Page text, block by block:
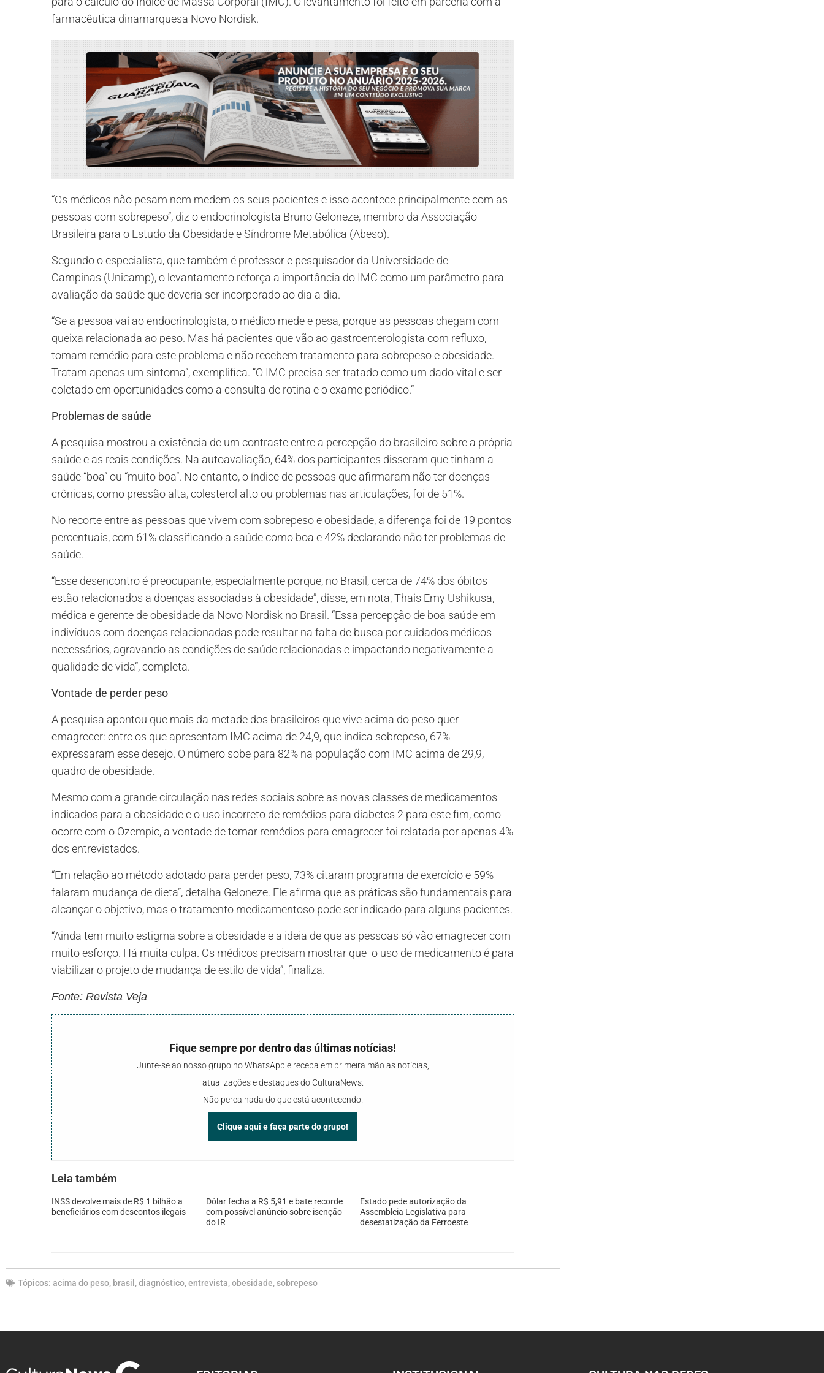
farmacêutica dinamarquesa Novo Nordisk.
“Os médicos não pesam nem medem os seus pacientes e isso acontece principalmente com as
pessoas com sobrepeso”, diz o endocrinologista Bruno Geloneze, membro da Associação
Brasileira para o Estudo da Obesidade e Síndrome Metabólica (Abeso).
Segundo o especialista, que também é professor e pesquisador da Universidade de
Campinas (Unicamp), o levantamento reforça a importância do IMC como um parâmetro para
avaliação da saúde que deveria ser incorporado ao dia a dia.
“Se a pessoa vai ao endocrinologista, o médico mede e pesa, porque as pessoas chegam com
queixa relacionada ao peso. Mas há pacientes que vão ao gastroenterologista com refluxo,
tomam remédio para este problema e não recebem tratamento para sobrepeso e obesidade.
Tratam apenas um sintoma”, exemplifica. “O IMC precisa ser tratado como um dado vital e ser
coletado em oportunidades como a consulta de rotina e o exame periódico.”
Problemas de saúde
A pesquisa mostrou a existência de um contraste entre a percepção do brasileiro sobre a própria
saúde e as reais condições. Na autoavaliação, 64% dos participantes disseram que tinham a
saúde “boa” ou “muito boa”. No entanto, o índice de pessoas que afirmaram não ter doenças
crônicas, como pressão alta, colesterol alto ou problemas nas articulações, foi de 51%.
No recorte entre as pessoas que vivem com sobrepeso e obesidade, a diferença foi de 19 pontos
percentuais, com 61% classificando a saúde como boa e 42% declarando não ter problemas de
saúde.
“Esse desencontro é preocupante, especialmente porque, no Brasil, cerca de 74% dos óbitos
estão relacionados a doenças associadas à obesidade”, disse, em nota, Thais Emy Ushikusa,
médica e gerente de obesidade da Novo Nordisk no Brasil. “Essa percepção de boa saúde em
indivíduos com doenças relacionadas pode resultar na falta de busca por cuidados médicos
necessários, agravando as condições de saúde relacionadas e impactando negativamente a
qualidade de vida”, completa.
Vontade de perder peso
A pesquisa apontou que mais da metade dos brasileiros que vive acima do peso quer
emagrecer: entre os que apresentam IMC acima de 24,9, que indica sobrepeso, 67%
expressaram esse desejo. O número sobe para 82% na população com IMC acima de 29,9,
quadro de obesidade.
Mesmo com a grande circulação nas redes sociais sobre as novas classes de medicamentos
indicados para a obesidade e o uso incorreto de remédios para diabetes 2 para este fim, como
ocorre com o Ozempic, a vontade de tomar remédios para emagrecer foi relatada por apenas 4%
dos entrevistados.
“Em relação ao método adotado para perder peso, 73% citaram programa de exercício e 59%
falaram mudança de dieta”, detalha Geloneze. Ele afirma que as práticas são fundamentais para
alcançar o objetivo, mas o tratamento medicamentoso pode ser indicado para alguns pacientes.
“Ainda tem muito estigma sobre a obesidade e a ideia de que as pessoas só vão emagrecer com
muito esforço. Há muita culpa. Os médicos precisam mostrar que o uso de medicamento é para
viabilizar o projeto de mudança de estilo de vida”, finaliza.
Fonte: Revista Veja
Fique sempre por dentro das últimas notícias!
Junte-se ao nosso grupo no WhatsApp e receba em primeira mão as notícias,
atualizações e destaques do CulturaNews.
Não perca nada do que está acontecendo!
Clique aqui e faça parte do grupo!
Leia também
INSS devolve mais de R$ 1 bilhão a
beneficiários com descontos ilegais
Dólar fecha a R$ 5,91 e bate recorde
com possível anúncio sobre isenção
do IR
Estado pede autorização da
Assembleia Legislativa para
desestatização da Ferroeste
Tópicos: acima do peso, brasil ,diagnóstico,entrevista,obesidade, sobrepeso